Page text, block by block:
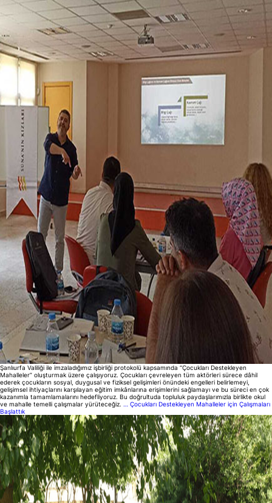
Şanlıurfa Valiliği ile imzaladığımız işbirliği protokolü kapsamında “Çocukları Destekleyen
Mahalleler” oluşturmak üzere çalışıyoruz. Çocukları çevreleyen tüm aktörleri sürece dâhil
ederek çocukların sosyal, duygusal ve fiziksel gelişimleri önündeki engelleri belirlemeyi,
gelişimsel ihtiyaçlarını karşılayan eğitim imkânlarına erişimlerini sağlamayı ve bu süreci en çok
kazanımla tamamlamalarını hedefliyoruz. Bu doğrultuda topluluk paydaşlarımızla birlikte okul
ve mahalle temelli çalışmalar yürüteceğiz. …
Çocukları Destekleyen Mahalleler için Çalışmaları
Başlattık